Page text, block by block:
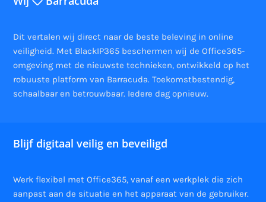
Dit vertalen wij direct naar de beste beleving in online
veiligheid. Met BlackIP365 beschermen wij de Office365-
omgeving met de nieuwste technieken, ontwikkeld op het
robuuste platform van Barracuda. Toekomstbestendig,
schaalbaar en betrouwbaar. Iedere dag opnieuw.
Blijf digitaal veilig en beveiligd
Werk flexibel met Office365, vanaf een werkplek die zich
aanpast aan de situatie en het apparaat van de gebruiker.